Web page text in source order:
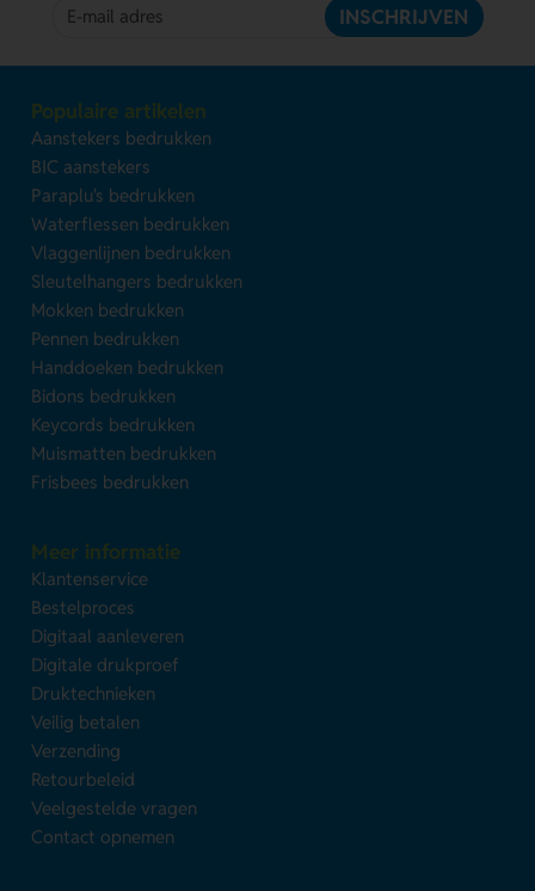
INSCHRIJVEN
Populaire artikelen
Aanstekers bedrukken
BIC aanstekers
Paraplu's bedrukken
Waterflessen bedrukken
Vlaggenlijnen bedrukken
Sleutelhangers bedrukken
Mokken bedrukken
Pennen bedrukken
Handdoeken bedrukken
Bidons bedrukken
Keycords bedrukken
Muismatten bedrukken
Frisbees bedrukken
Meer informatie
Klantenservice
Bestelproces
Digitaal aanleveren
Digitale drukproef
Druktechnieken
Veilig betalen
Verzending
Retourbeleid
Veelgestelde vragen
Contact opnemen